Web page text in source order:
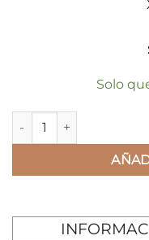
Solo
RELOJ LUMINOX